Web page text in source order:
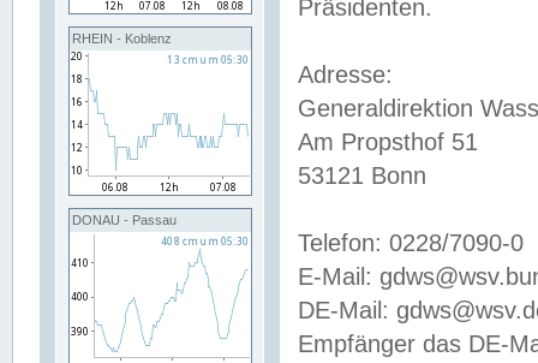
RHEIN - Koblenz
DONAU - Passau
Präsidenten.
Adresse:
Generaldirektion
Am Propsthof 51
53121 Bonn
Telefon: 0228/7090-0
E-Mail:
DE-Mail:
Empfänger das DE-